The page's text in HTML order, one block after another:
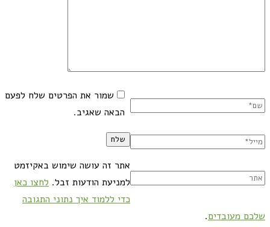
שמור את הפרטים שלח לפעם
הבאה שאגיב.
אתר זה עושה שימוש באקיזמט
למניעת הודעות זבל. לחצו כאן
כדי ללמוד איך נתוני התגובה
שלכם מעובדים.